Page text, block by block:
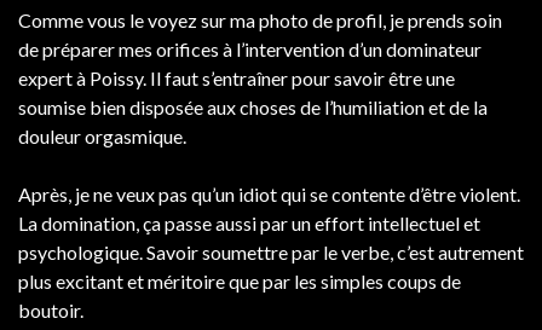
Comme vous le voyez sur ma photo de profil, je prends soin
de préparer mes orifices à l’intervention d’un dominateur
expert à Poissy. Il faut s’entraîner pour savoir être une
soumise bien disposée aux choses de l’humiliation et de la
douleur orgasmique.
Après, je ne veux pas qu’un idiot qui se contente d’être violent.
La domination, ça passe aussi par un effort intellectuel et
psychologique. Savoir soumettre par le verbe, c’est autrement
plus excitant et méritoire que par les simples coups de
boutoir.